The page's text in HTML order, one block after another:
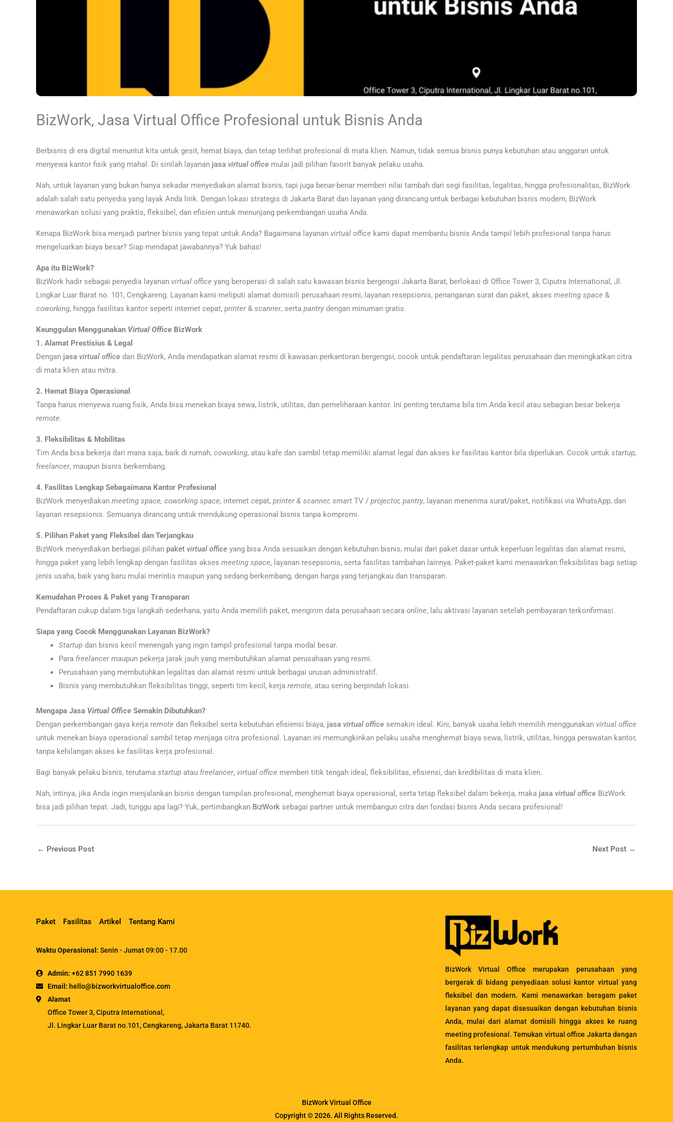
BizWork, Jasa Virtual Office Profesional untuk Bisnis Anda
Berbisnis di era digital menuntut kita untuk gesit, hemat biaya, dan tetap terlihat profesional di mata klien. Namun, tidak semua bisnis punya kebutuhan atau anggaran untuk
menyewa kantor fisik yang mahal. Di sinilah layanan jasa virtual office mulai jadi pilihan favorit banyak pelaku usaha.
Nah, untuk layanan yang bukan hanya sekadar menyediakan alamat bisnis, tapi juga benar-benar memberi nilai tambah dari segi fasilitas, legalitas, hingga profesionalitas, BizWork
adalah salah satu penyedia yang layak Anda lirik. Dengan lokasi strategis di Jakarta Barat dan layanan yang dirancang untuk berbagai kebutuhan bisnis modern, BizWork
menawarkan solusi yang praktis, fleksibel, dan efisien untuk menunjang perkembangan usaha Anda.
Kenapa BizWork bisa menjadi partner bisnis yang tepat untuk Anda? Bagaimana layanan virtual office kami dapat membantu bisnis Anda tampil lebih profesional tanpa harus
mengeluarkan biaya besar? Siap mendapat jawabannya? Yuk bahas!
Apa itu BizWork?
BizWork hadir sebagai penyedia layanan virtual office yang beroperasi di salah satu kawasan bisnis bergengsi Jakarta Barat, berlokasi di Office Tower 3, Ciputra International, Jl.
Lingkar Luar Barat no. 101, Cengkareng. Layanan kami meliputi alamat domisili perusahaan resmi, layanan resepsionis, penanganan surat dan paket, akses meeting space &
coworking, hingga fasilitas kantor seperti internet cepat, printer& scanner, serta pantry dengan minuman gratis.
Keunggulan Menggunakan Virtual Office BizWork
1. Alamat Prestisius & Legal
Dengan jasa virtual office dari BizWork, Anda mendapatkan alamat resmi di kawasan perkantoran bergengsi, cocok untuk pendaftaran legalitas perusahaan dan meningkatkan citra
di mata klien atau mitra.
2. Hemat Biaya Operasional
Tanpa harus menyewa ruang fisik, Anda bisa menekan biaya sewa, listrik, utilitas, dan pemeliharaan kantor. Ini penting terutama bila tim Anda kecil atau sebagian besar bekerja
remote.
3. Fleksibilitas & Mobilitas
Tim Anda bisa bekerja dari mana saja, baik di rumah, coworking, atau kafe dan sambil tetap memiliki alamat legal dan akses ke fasilitas kantor bila diperlukan. Cocok untuk startup,
freelancer, maupun bisnis berkembang.
4. Fasilitas Lengkap Sebagaimana Kantor Profesional
BizWork menyediakan meeting space, coworking space, internet cepat, printer & scanner, smart TV / projector, pantry, layanan menerima surat/paket, notifikasi via WhatsApp, dan
layanan resepsionis. Semuanya dirancang untuk mendukung operasional bisnis tanpa kompromi.
5. Pilihan Paket yang Fleksibel dan Terjangkau
BizWork menyediakan berbagai pilihan paket virtual office yang bisa Anda sesuaikan dengan kebutuhan bisnis, mulai dari paket dasar untuk keperluan legalitas dan alamat resmi,
hingga paket yang lebih lengkap dengan fasilitas akses meeting space, layanan resepsionis, serta fasilitas tambahan lainnya. Paket-paket kami menawarkan fleksibilitas bagi setiap
jenis usaha, baik yang baru mulai merintis maupun yang sedang berkembang, dengan harga yang terjangkau dan transparan.
Kemudahan Proses & Paket yang Transparan
Pendaftaran cukup dalam tiga langkah sederhana, yaitu Anda memilih paket, mengirim data perusahaan secara online, lalu aktivasi layanan setelah pembayaran terkonfirmasi.
Siapa yang Cocok Menggunakan Layanan BizWork?
Startup dan bisnis kecil menengah yang ingin tampil profesional tanpa modal besar.
Para freelancermaupun pekerja jarak jauh yang membutuhkan alamat perusahaan yang resmi.
Perusahaan yang membutuhkan legalitas dan alamat resmi untuk berbagai urusan administratif.
Bisnis yang membutuhkan fleksibilitas tinggi, seperti tim kecil, kerja remote, atau sering berpindah lokasi.
Mengapa Jasa Virtual Office Semakin Dibutuhkan?
Dengan perkembangan gaya kerja remote dan fleksibel serta kebutuhan efisiensi biaya, jasa virtual office semakin ideal. Kini, banyak usaha lebih memilih menggunakan virtual office
untuk menekan biaya operasional sambil tetap menjaga citra profesional. Layanan ini memungkinkan pelaku usaha menghemat biaya sewa, listrik, utilitas, hingga perawatan kantor,
tanpa kehilangan akses ke fasilitas kerja profesional.
Bagi banyak pelaku bisnis, terutama startup atau freelancer, virtual office memberi titik tengah ideal, fleksibilitas, efisiensi, dan kredibilitas di mata klien.
Nah, intinya, jika Anda ingin menjalankan bisnis dengan tampilan profesional, menghemat biaya operasional, serta tetap fleksibel dalam bekerja, maka jasa virtual office BizWork
bisa jadi pilihan tepat. Jadi, tunggu apa lagi? Yuk, pertimbangkan BizWork sebagai partner untuk membangun citra dan fondasi bisnis Anda secara profesional!
← Previous Post Next Post →
Paket Fasilitas Artikel Tentang Kami
Waktu Operasional : Senin - Jumat 09:00 - 17.00
Admin: +62 851 7990 1639
Email: hello@bizworkvirtualoffice.com
Alamat
Office Tower 3, Ciputra International,
Jl. Lingkar Luar Barat no.101, Cengkareng, Jakarta Barat 11740.
BizWork Virtual Office merupakan perusahaan yang
bergerak di bidang penyediaan solusi kantor virtual yang
fleksibel dan modern. Kami menawarkan beragam paket
layanan yang dapat disesuaikan dengan kebutuhan bisnis
Anda, mulai dari alamat domisili hingga akses ke ruang
meeting profesional. Temukan virtual office Jakarta dengan
fasilitas terlengkap untuk mendukung pertumbuhan bisnis
Anda.
BizWork Virtual Office
Copyright © 2026. All Rights Reserved.